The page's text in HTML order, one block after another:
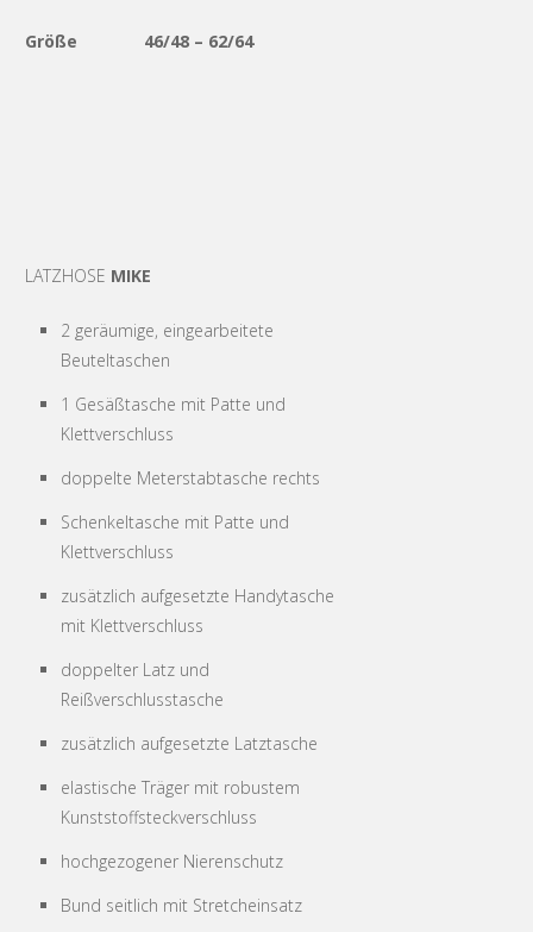
Größe 46/48 – 62/64
LATZHOSE MIKE
2 geräumige, eingearbeitete
Beuteltaschen
1 Gesäßtasche mit Patte und
Klettverschluss
doppelte Meterstabtasche rechts
Schenkeltasche mit Patte und
Klettverschluss
zusätzlich aufgesetzte Handytasche
mit Klettverschluss
doppelter Latz und
Reißverschlusstasche
zusätzlich aufgesetzte Latztasche
elastische Träger mit robustem
Kunststoffsteckverschluss
hochgezogener Nierenschutz
Bund seitlich mit Stretcheinsatz